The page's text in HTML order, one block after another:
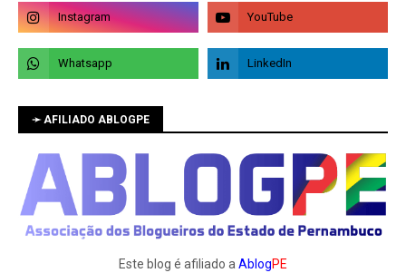
➛ AFILIADO ABLOGPE
Este blog é afiliado aAblogPE